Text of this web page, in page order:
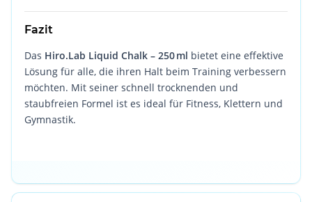
Fazit
Das Hiro.Lab Liquid Chalk – 250 ml bietet eine effektive
Lösung für alle, die ihren Halt beim Training verbessern
möchten. Mit seiner schnell trocknenden und
staubfreien Formel ist es ideal für Fitness, Klettern und
Gymnastik.